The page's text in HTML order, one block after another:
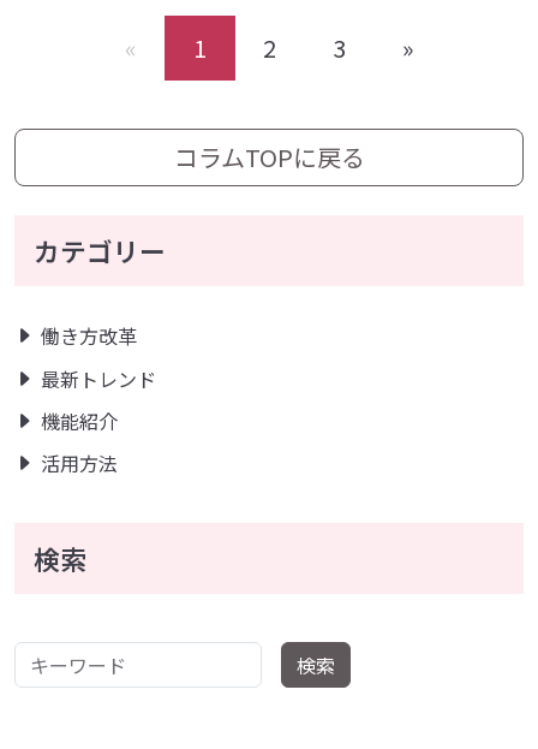
« 1 2 3 »
コラムTOPに戻る
カテゴリー
働き方改革
最新トレンド
機能紹介
活用方法
検索
キーワード 検索